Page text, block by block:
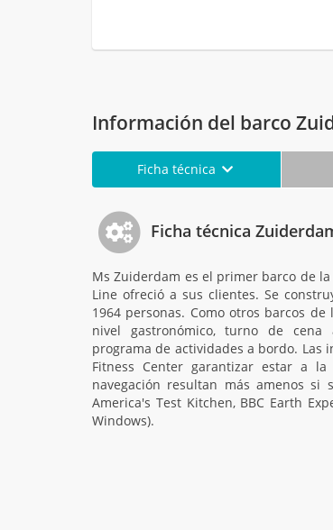
Información del barco
Ficha técnica
Ficha técnica
Ms Zuiderdam es el primer barco de
Line ofreció a sus clientes. Se
1964 personas. Como otros barcos
nivel gastronómico, turno de
programa de actividades a bordo. Las
Fitness Center garantizar estar a
navegación resultan más amenos
America's Test Kitchen, BBC Earth
Windows).